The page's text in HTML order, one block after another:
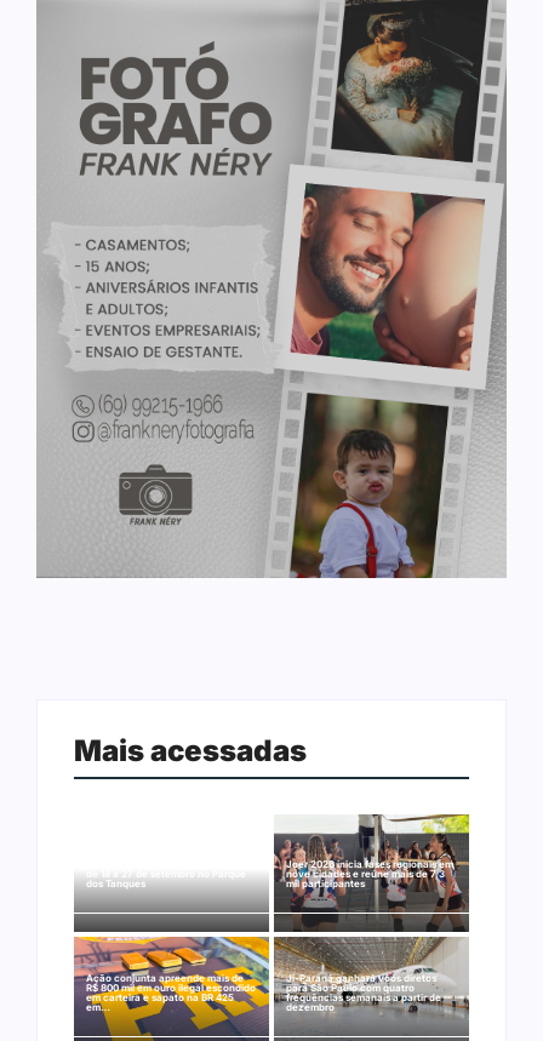
Mais acessadas
de 18 a 27 de setembro no Parque
dos Tanques
Joer 2026 inicia fases regionais em
nove cidades e reúne mais de 7,3
mil participantes
Ação conjunta apreende mais de
R$ 800 mil em ouro ilegal escondido
em carteira e sapato na BR 425
em…
Ji-Paraná ganhará voos diretos
para São Paulo com quatro
frequências semanais a partir de
dezembro